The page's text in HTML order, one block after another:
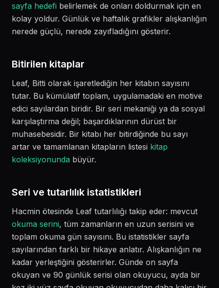
sayfa hedefi belirlemek de onları doldurmak için en
kolay yoldur. Günlük ve haftalık grafikler alışkanlığın
nerede güçlü, nerede zayıfladığını gösterir.
Bitirilen kitaplar
Leaf, Bitti olarak işaretlediğin her kitabın sayısını
tutar. Bu kümülatif toplam, uygulamadaki en motive
edici sayılardan biridir. Bir seri mekaniği ya da sosyal
karşılaştırma değil; başardıklarının dürüst bir
muhasebesidir. Bir kitabı her bitirdiğinde bu sayı
artar ve tamamlanan kitapların listesi kitap
koleksiyonunda büyür.
Seri ve tutarlılık istatistikleri
Hacmin ötesinde Leaf tutarlılığı takip eder: mevcut
okuma serini, tüm zamanların en uzun serisini ve
toplam okuma gün sayısını. Bu istatistikler sayfa
sayılarından farklı bir hikaye anlatır. Alışkanlığın ne
kadar yerleştiğini gösterirler. Günde on sayfa
okuyan ve 90 günlük serisi olan okuyucu, ayda bir